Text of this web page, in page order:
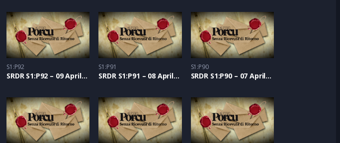
S1:P92
SRDR S1:P92 – 09 Aprile 2021
S1:P91
SRDR S1:P91 – 08 Aprile 2021
S1:P90
SRDR S1:P90 – 07 Aprile 2021